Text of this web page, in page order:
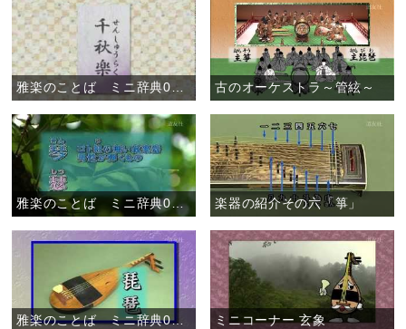
古のオーケストラ～管絃～
雅楽のことば ミニ辞典07 「琴瑟相和す」 楽器の紹介その六「箏」
雅楽のことば ミニ辞典06 「琵琶」 ミニコーナー 玄象